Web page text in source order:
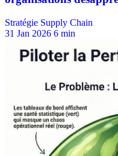
Stratégie Supply Chain
31 Jan 2026 6 min